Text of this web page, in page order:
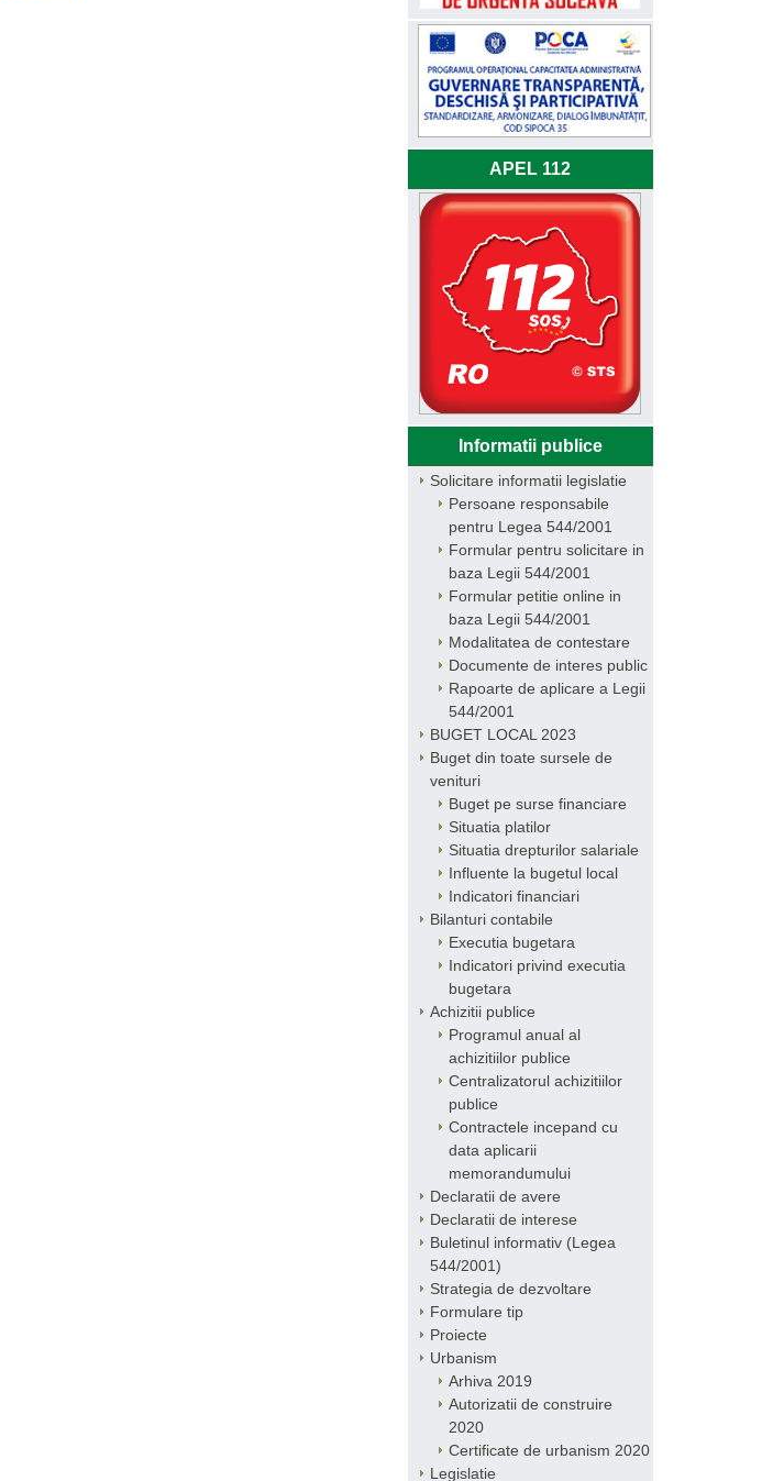
APEL 112
Informatii publice
Solicitare informatii legislatie
Persoane responsabile
pentru Legea 544/2001
Formular pentru solicitare in
baza Legii 544/2001
Formular petitie online in
baza Legii 544/2001
Modalitatea de contestare
Documente de interes public
Rapoarte de aplicare a Legii
544/2001
BUGET LOCAL 2023
Buget din toate sursele de
venituri
Buget pe surse financiare
Situatia platilor
Situatia drepturilor salariale
Influente la bugetul local
Indicatori financiari
Bilanturi contabile
Executia bugetara
Indicatori privind executia
bugetara
Achizitii publice
Programul anual al
achizitiilor publice
Centralizatorul achizitiilor
publice
Contractele incepand cu
data aplicarii
memorandumului
Declaratii de avere
Declaratii de interese
Buletinul informativ (Legea
544/2001)
Strategia de dezvoltare
Formulare tip
Proiecte
Urbanism
Arhiva 2019
Autorizatii de construire
2020
Certificate de urbanism 2020
Legislatie